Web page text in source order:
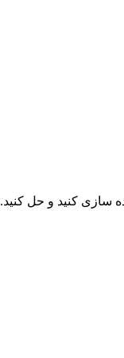
سازی کنید و حل کنید.